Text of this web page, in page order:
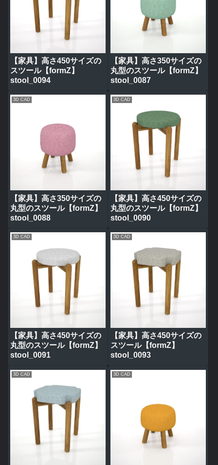
【家具】高さ450サイズの
スツール【formZ】
stool_0094
【家具】高さ350サイズの
丸型のスツール【formZ】
stool_0087
3D CAD
【家具】高さ350サイズの
丸型のスツール【formZ】
stool_0088
3D CAD
【家具】高さ450サイズの
丸型のスツール【formZ】
stool_0090
3D CAD
【家具】高さ450サイズの
丸型のスツール【formZ】
stool_0091
3D CAD
【家具】高さ450サイズの
スツール【formZ】
stool_0093
3D CAD 3D CAD